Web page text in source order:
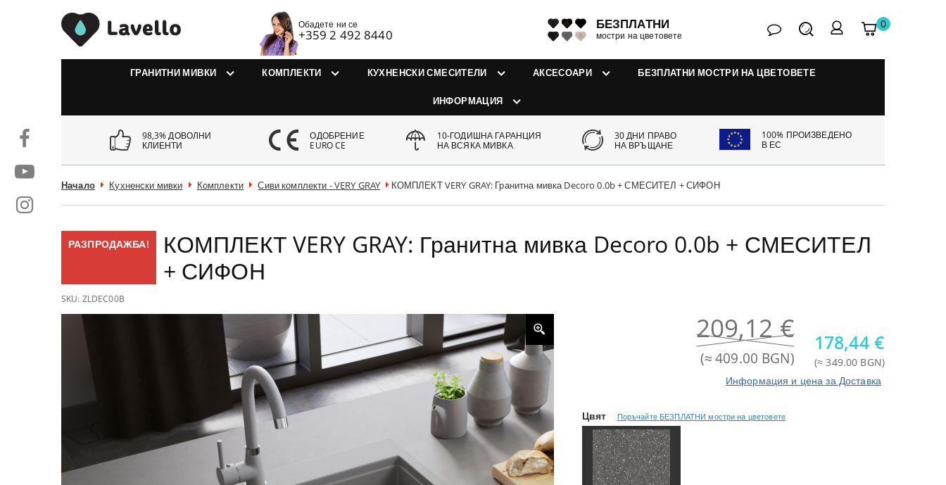
Обадете ни се
+359 2 492 8440
БЕЗПЛАТНИ
мостри на цветовете
контакт Търсене
Моята
0
ГРАНИТНИ МИВКИ КОМПЛЕКТИ КУХНЕНСКИ СМЕСИТЕЛИ АКСЕСОАРИ БЕЗПЛАТНИ МОСТРИ НА ЦВЕТОВЕТЕ
ИНФОРМАЦИЯ
98,3% ДОВОЛНИ
КЛИЕНТИ
ОДОБРЕНИЕ
EURO CE
10-ГОДИШНА ГАРАНЦИЯ
НА ВСЯКА МИВКА
30 ДНИ ПРАВО
НА ВРЪЩАНЕ
100% ПРОИЗВЕДЕНО
В ЕС
Начало Кухненски мивки Комплекти Сиви комплекти - VERY GRAY КОМПЛЕКТ VERY GRAY: Гранитна мивка Decoro 0.0b + СМЕСИТЕЛ + СИФОН
КОМПЛЕКТ VERY GRAY: Гранитна мивка Decoro 0.0b + СМЕСИТЕЛ
+ СИФОН
РАЗПРОДАЖБА!
SKU: ZLDEC00B
209,12€
(≈ 409.00 BGN)
178,44 €
(≈ 349.00 BGN)
Информация и цена за Доставка
Цвят Поръчайте БЕЗПЛАТНИ мостри на цветовете